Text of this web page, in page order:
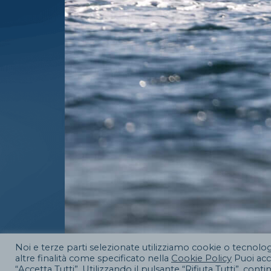
Noi e terze parti selezionate utilizziamo cookie o
altre finalità come specificato nella Cookie Policy Puoi